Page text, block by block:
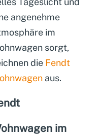
angenehme
im
sorgt,
die Fendt
aus.
im